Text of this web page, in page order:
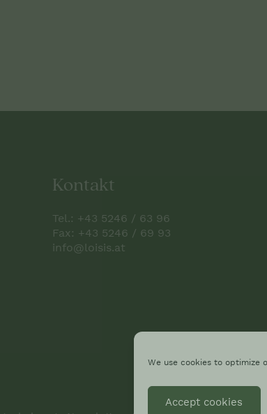
We use cookies to optimize
Accept cookies
Kontakt
Tel.: +43 5246 / 63 96
Fax: +43 5246 / 69 93
info@loisis.at